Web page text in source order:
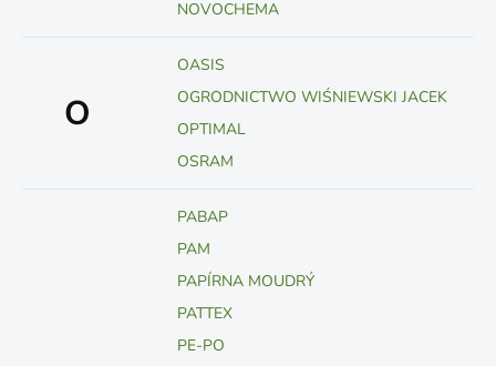
NOVOCHEMA
O
OASIS
OGRODNICTWO WIŚNIEWSKI JACEK
OPTIMAL
OSRAM
PABAP
PAM
PAPÍRNA MOUDRÝ
PATTEX
PE-PO